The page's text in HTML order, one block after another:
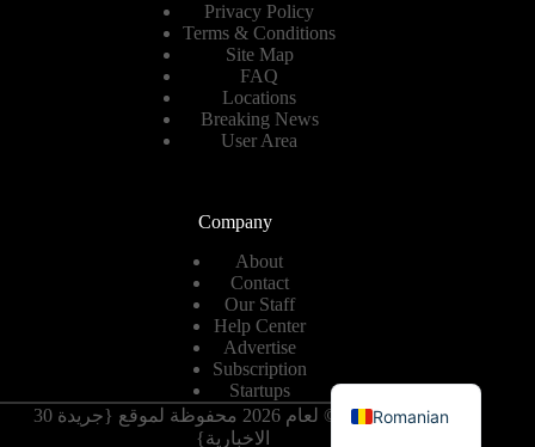
Privacy Policy
Terms & Conditions
Site Map
FAQ
Locations
Breaking News
User Area
Company
About
Contact
Our Staff
Help Center
Advertise
Subscription
Startups
حقوق النشر © لعام 2026 محفوظة لموقع {جريدة 30
Romanian